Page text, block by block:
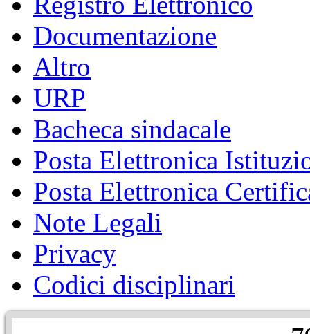
Documentazione
Altro
URP
Bacheca sindacale
Posta Elettronica
Posta Elettronica
Note Legali
Privacy
Codici disciplinari